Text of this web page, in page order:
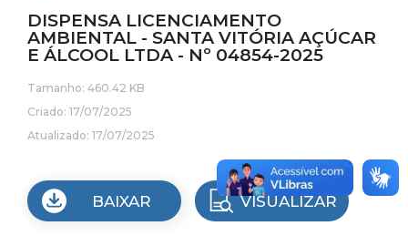
DISPENSA LICENCIAMENTO
AMBIENTAL - SANTA VITÓRIA AÇÚCAR
E ÁLCOOL LTDA - Nº 04854-2025
Tamanho: 460.42 KB
Criado: 17/07/2025
Atualizado: 17/07/2025
BAIXAR VISUALIZAR